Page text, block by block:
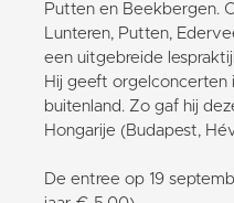
Putten en Beekbergen.
Lunteren, Putten,
een uitgebreide
Hij geeft orgelconcerten
buitenland. Zo gaf hij
Hongarije (Budapest,
De entree op 19